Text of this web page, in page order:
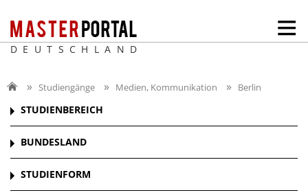
DEUTSCHLAND
Studiengänge Medien, Kommunikation Berlin
STUDIENBEREICH
BUNDESLAND
STUDIENFORM